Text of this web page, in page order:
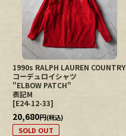
1990s RALPH LAUREN COUNTRY
コーデュロイシャツ
"ELBOW PATCH"
表記M
[E24-12-33]
20,680円(税込)
SOLD OUT